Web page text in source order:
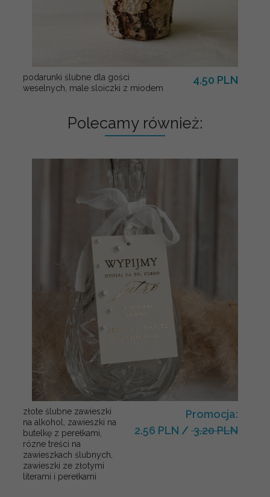
podarunki ślubne dla gości
weselnych, male sloiczki z miodem
4.50 PLN
Polecamy również:
złote ślubne zawieszki
na alkohol, zawieszki na
butelkę z perełkami,
rózne treści na
zawieszkach ślubnych,
zawieszki ze złotymi
literami i perełkami
Promocja:
2.56 PLN / 3.20 PLN